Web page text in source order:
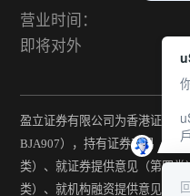
营业时间：
即将对外
盈立证券有限公司为香港证监会
BJA907），持有证券交易（第
类）、就证券提供意见（第四
类）、就机构融资提供意见（第